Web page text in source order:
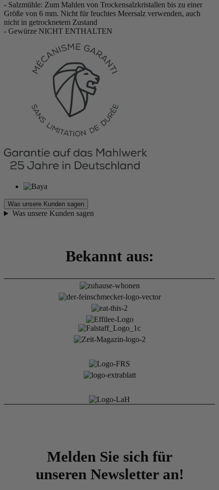
- Salzmühle: Zum Mahlen von Trockensalzkristallen bis zu einer
Größe von 6 mm. Nicht für feuchtes Meersalz verwenden, auch
nicht in getrocknetem Zustand
- Gewürze NICHT ENTHALTEN
Was unsere Kunden sagen
Was unsere Kunden sagen
Bekannt aus:
Melden Sie sich für
unseren Newsletter an!